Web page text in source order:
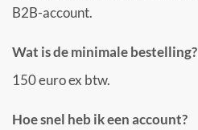
B2B-account.
Wat is de minimale bestelling?
150 euro ex btw.
Hoe snel heb ik een account?